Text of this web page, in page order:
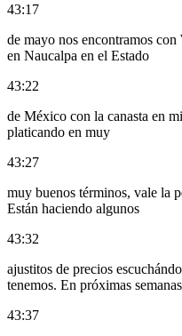
43:17
de mayo nos encontramos
en Naucalpa en el Estado
43:22
de México con la canasta en
platicando en muy
43:27
muy buenos términos, vale la
Están haciendo algunos
43:32
ajustitos de precios
tenemos. En próximas semanas
43:37